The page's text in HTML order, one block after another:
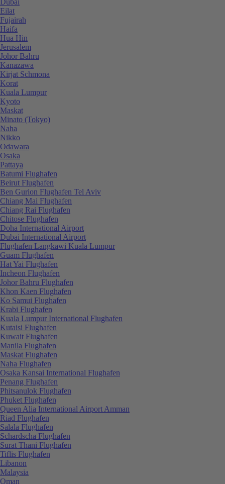
Eilat
Fujairah
Haifa
Hua Hin
Jerusalem
Johor Bahru
Kanazawa
Kirjat Schmona
Korat
Kuala Lumpur
Kyoto
Maskat
Minato (Tokyo)
Naha
Nikko
Odawara
Osaka
Pattaya
Batumi Flughafen
Beirut Flughafen
Ben Gurion Flughafen Tel Aviv
Chiang Mai Flughafen
Chiang Rai Flughafen
Chitose Flughafen
Doha International Airport
Dubai International Airport
Flughafen Langkawi Kuala Lumpur
Guam Flughafen
Hat Yai Flughafen
Incheon Flughafen
Johor Bahru Flughafen
Khon Kaen Flughafen
Ko Samui Flughafen
Krabi Flughafen
Kuala Lumpur International Flughafen
Kutaisi Flughafen
Kuwait Flughafen
Manila Flughafen
Maskat Flughafen
Naha Flughafen
Osaka Kansai International Flughafen
Penang Flughafen
Phitsanulok Flughafen
Phuket Flughafen
Queen Alia International Airport Amman
Riad Flughafen
Salala Flughafen
Schardscha Flughafen
Surat Thani Flughafen
Tiflis Flughafen
Libanon
Malaysia
Oman